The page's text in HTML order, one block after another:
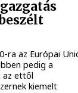
ra az Európai
pedig a
az ettől
kiemelt